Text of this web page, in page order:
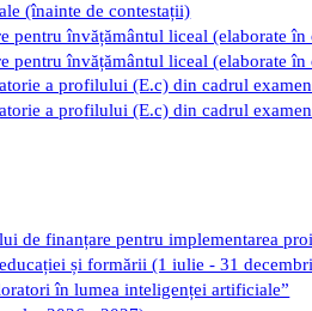
(înainte de contestații)
pentru învățământul liceal (elaborate
pentru învățământul liceal (elaborate
a profilului (E.c) din cadrul
a profilului (E.c) din cadrul
de finanțare pentru implementarea
și formării (1 iulie - 31
în lumea inteligenței artificiale”